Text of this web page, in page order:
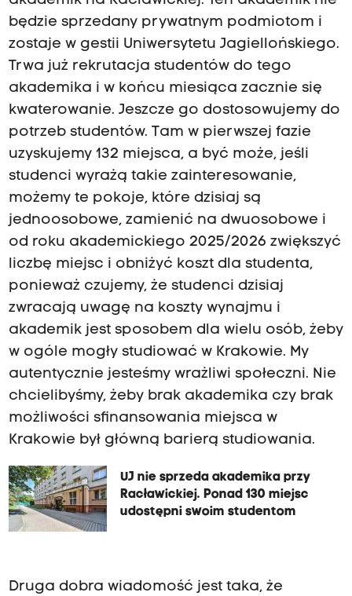
będzie sprzedany prywatnym podmiotom i
zostaje w gestii Uniwersytetu Jagiellońskiego.
Trwa już rekrutacja studentów do tego
akademika i w końcu miesiąca zacznie się
kwaterowanie. Jeszcze go dostosowujemy do
potrzeb studentów. Tam w pierwszej fazie
uzyskujemy 132 miejsca, a być może, jeśli
studenci wyrażą takie zainteresowanie,
możemy te pokoje, które dzisiaj są
jednoosobowe, zamienić na dwuosobowe i
od roku akademickiego 2025/2026 zwiększyć
liczbę miejsc i obniżyć koszt dla studenta,
ponieważ czujemy, że studenci dzisiaj
zwracają uwagę na koszty wynajmu i
akademik jest sposobem dla wielu osób, żeby
w ogóle mogły studiować w Krakowie. My
autentycznie jesteśmy wrażliwi społeczni. Nie
chcielibyśmy, żeby brak akademika czy brak
możliwości sfinansowania miejsca w
Krakowie był główną barierą studiowania.
UJ nie sprzeda akademika przy
Racławickiej. Ponad 130 miejsc
udostępni swoim studentom
Druga dobra wiadomość jest taka, że